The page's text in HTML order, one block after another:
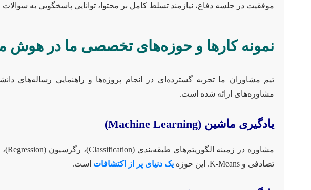
موفقیت در جلسه دفاع، نیازمند تسلط کامل بر محتوا، توانایی پاسخگویی به
نمونه کارها و حوزه‌های تخصصی ما در هوش
تیم مشاوران ما تجربه گسترده‌ای در انجام پروژه‌ها و راهنمایی
مشاوره‌های ارائه شده است.
یادگیری ماشین (Machine Learning)
تصادفی و K-Means. این حوزه
یک دنیای پر از اکتشافات است.